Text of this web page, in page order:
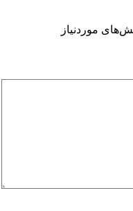
موردنیاز